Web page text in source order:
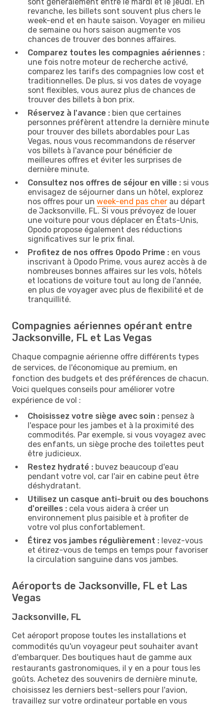
revanche, les billets sont souvent plus chers le
week-end et en haute saison. Voyager en milieu
de semaine ou hors saison augmente vos
chances de trouver des bonnes affaires.
Comparez toutes les compagnies aériennes :
une fois notre moteur de recherche activé,
comparez les tarifs des compagnies low cost et
traditionnelles. De plus, si vos dates de voyage
sont flexibles, vous aurez plus de chances de
trouver des billets à bon prix.
Réservez à l'avance : bien que certaines
personnes préfèrent attendre la dernière minute
pour trouver des billets abordables pour Las
Vegas, nous vous recommandons de réserver
vos billets à l'avance pour bénéficier de
meilleures offres et éviter les surprises de
dernière minute.
Consultez nos offres de séjour en ville : si vous
envisagez de séjourner dans un hôtel, explorez
nos offres pour un week-end pas cher au départ
de Jacksonville, FL. Si vous prévoyez de louer
une voiture pour vous déplacer en États-Unis,
Opodo propose également des réductions
significatives sur le prix final.
Profitez de nos offres Opodo Prime : en vous
inscrivant à Opodo Prime, vous aurez accès à de
nombreuses bonnes affaires sur les vols, hôtels
et locations de voiture tout au long de l'année,
en plus de voyager avec plus de flexibilité et de
tranquillité.
Compagnies aériennes opérant entre
Jacksonville, FL et Las Vegas
Chaque compagnie aérienne offre différents types
de services, de l'économique au premium, en
fonction des budgets et des préférences de chacun.
Voici quelques conseils pour améliorer votre
expérience de vol :
Choisissez votre siège avec soin : pensez à
l'espace pour les jambes et à la proximité des
commodités. Par exemple, si vous voyagez avec
des enfants, un siège proche des toilettes peut
être judicieux.
Restez hydraté : buvez beaucoup d'eau
pendant votre vol, car l'air en cabine peut être
déshydratant.
Utilisez un casque anti-bruit ou des bouchons
d'oreilles : cela vous aidera à créer un
environnement plus paisible et à profiter de
votre vol plus confortablement.
Étirez vos jambes régulièrement : levez-vous
et étirez-vous de temps en temps pour favoriser
la circulation sanguine dans vos jambes.
Aéroports de Jacksonville, FL et Las
Vegas
Jacksonville, FL
Cet aéroport propose toutes les installations et
commodités qu'un voyageur peut souhaiter avant
d'embarquer. Des boutiques haut de gamme aux
restaurants gastronomiques, il y en a pour tous les
goûts. Achetez des souvenirs de dernière minute,
choisissez les derniers best-sellers pour l'avion,
travaillez sur votre ordinateur portable en vous